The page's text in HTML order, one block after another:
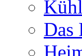
Das